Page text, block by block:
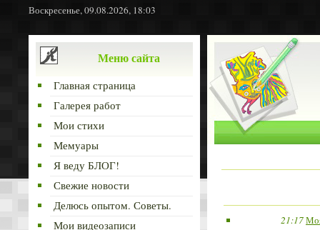
Воскресенье, 09.08.2026, 18:03
Меню сайта
Главная страница
Галерея работ
Мои стихи
Мемуары
Я веду БЛОГ!
Свежие новости
Делюсь опытом. Советы.
Мои видеозаписи
21:17